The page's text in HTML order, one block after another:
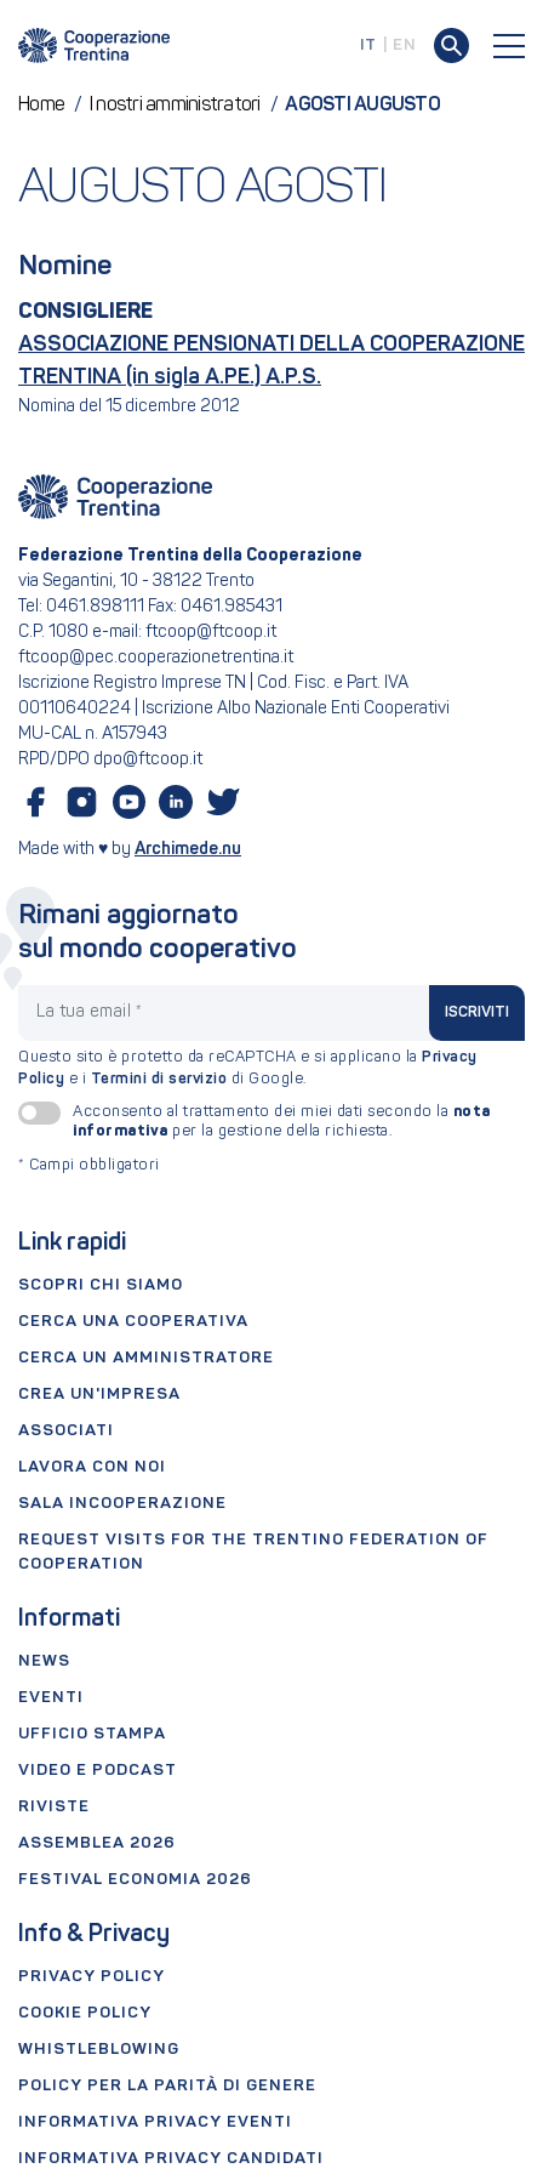
IT EN
Home / I nostri amministratori / AGOSTI AUGUSTO
AUGUSTO AGOSTI
Nomine
CONSIGLIERE
ASSOCIAZIONE PENSIONATI DELLA COOPERAZIONE
TRENTINA (in sigla A.PE.) A.P.S.
Nomina del 15 dicembre 2012
Federazione Trentina della Cooperazione
via Segantini, 10 - 38122 Trento
Tel: 0461.898111 Fax: 0461.985431
C.P. 1080 e-mail: ftcoop@ftcoop.it
ftcoop@pec.cooperazionetrentina.it
Iscrizione Registro Imprese TN | Cod. Fisc. e Part. IVA
00110640224 | Iscrizione Albo Nazionale Enti Cooperativi
MU-CAL n. A157943
RPD/DPO dpo@ftcoop.it
Made with ♥ by Archimede.nu
Link rapidi
SCOPRI CHI SIAMO
CERCA UNA COOPERATIVA
CERCA UN AMMINISTRATORE
CREA UN'IMPRESA
ASSOCIATI
LAVORA CON NOI
SALA INCOOPERAZIONE
REQUEST VISITS FOR THE TRENTINO FEDERATION OF
COOPERATION
Informati
NEWS
EVENTI
UFFICIO STAMPA
VIDEO E PODCAST
RIVISTE
ASSEMBLEA 2026
FESTIVAL ECONOMIA 2026
Info & Privacy
PRIVACY POLICY
COOKIE POLICY
WHISTLEBLOWING
POLICY PER LA PARITÀ DI GENERE
INFORMATIVA PRIVACY EVENTI
INFORMATIVA PRIVACY CANDIDATI
Rimani aggiornato
sul mondo cooperativo
ISCRIVITI
Questo sito è protetto da reCAPTCHA e si applicano la Privacy
Policy e i Termini di servizio di Google.
Acconsento al trattamento dei miei dati secondo la nota
informativa per la gestione della richiesta.
* Campi obbligatori